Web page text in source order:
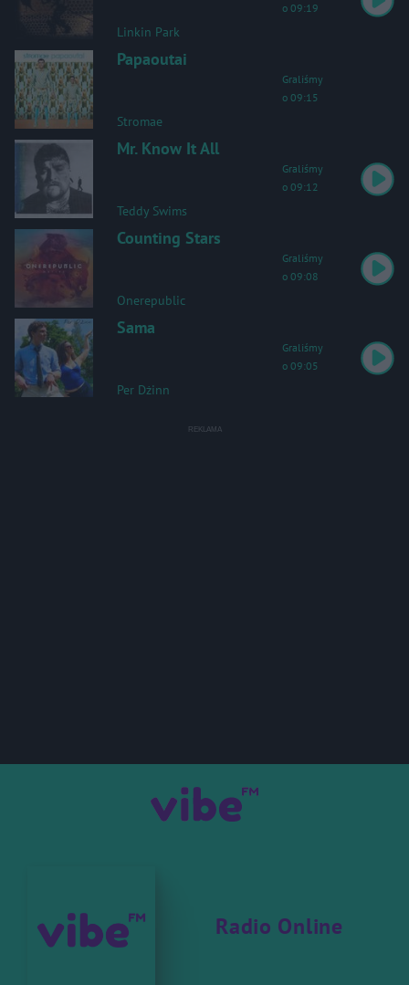
Linkin Park
o 09:19
Papaoutai
Stromae
Graliśmy
o 09:15
Mr. Know It All
Teddy Swims
Graliśmy
o 09:12
Counting Stars
Onerepublic
Graliśmy
o 09:08
Sama
Per Dżinn
Graliśmy
o 09:05
Radio Online